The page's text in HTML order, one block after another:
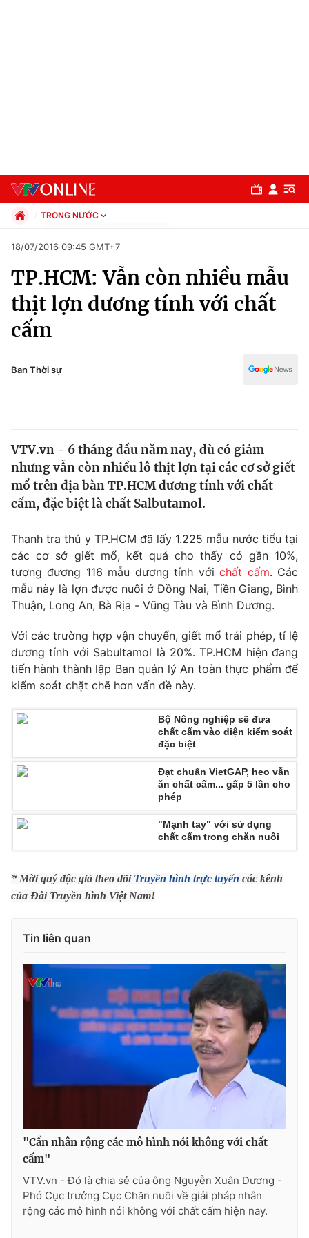
Chuyên mục
Chính trị
Thế giới
Tin tức
Câu chuyện quốc tế
Kinh tế
Tài chính
Thị trường
Góc doanh nghiệp
Dữ liệu và đời sống
Truyền hình
Hậu trường
Nhân vật
Khán giả
Giải trí
Điện ảnh
Âm nhạc
Sao
Đời sống
Chất lượng cuộc sống
Giáo dục
Học trực tuyến
Công nghệ
Sản phẩm
Chuyên mục khác
Video Shorts video
VTV Money VTV Thể thao
Bất động sản
Tấm lòng Việt
VTV4 Vươn mình bằng AI
VTV9 VTV8
TRONG NƯỚC
Xã hội
Pháp luật
Thể thao
Truyền hình
Đời sống
18/07/2016 09:45 GMT+7
TP.HCM: Vẫn còn nhiều mẫu
thịt lợn dương tính với chất
cấm
Ban Thời sự
VTV.vn - 6 tháng đầu năm nay, dù có giảm
nhưng vẫn còn nhiều lô thịt lợn tại các cơ sở giết
mổ trên địa bàn TP.HCM dương tính với chất
cấm, đặc biệt là chất Salbutamol.
Thanh tra thú y TP.HCM đã lấy 1.225 mẫu nước tiểu tại
các cơ sở giết mổ, kết quả cho thấy có gần 10%,
tương đương 116 mẫu dương tính vớichất cấm. Các
mẫu này là lợn được nuôi ở Đồng Nai, Tiền Giang, Bình
Thuận, Long An, Bà Rịa - Vũng Tàu và Bình Dương.
Với các trường hợp vận chuyển, giết mổ trái phép, tỉ lệ
dương tính với Sabultamol là 20%. TP.HCM hiện đang
tiến hành thành lập Ban quản lý An toàn thực phẩm để
kiểm soát chặt chẽ hơn vấn đề này.
Bộ Nông nghiệp sẽ đưa
chất cấm vào diện kiểm soát
đặc biệt
Đạt chuẩn VietGAP, heo vẫn
ăn chất cấm... gấp 5 lần cho
phép
"Mạnh tay" với sử dụng
chất cấm trong chăn nuôi
* Mời quý độc giả theo dõi Truyền hình trực tuyến các kênh
của Đài Truyền hình Việt Nam!
Tin liên quan
"Cần nhân rộng các mô hình nói không với chất
cấm"
VTV.vn - Đó là chia sẻ của ông Nguyễn Xuân Dương -
Phó Cục trưởng Cục Chăn nuôi về giải pháp nhân
rộng các mô hình nói không với chất cấm hiện nay.